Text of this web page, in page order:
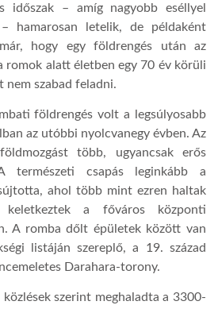
időszak – amíg nagyobb eséllyel
hamarosan letelik, de példaként
hogy egy földrengés után az
romok alatt életben egy 70 év körüli
nem szabad feladni.
földrengés volt a legsúlyosabb
az utóbbi nyolcvanegy évben. Az
több, ugyancsak erős
természeti csapás leginkább a
ahol több mint ezren haltak
a főváros központi
A romba dőlt épületek között van
listáján szereplő, a 19. század
Darahara-torony.
szerint meghaladta a 3300-